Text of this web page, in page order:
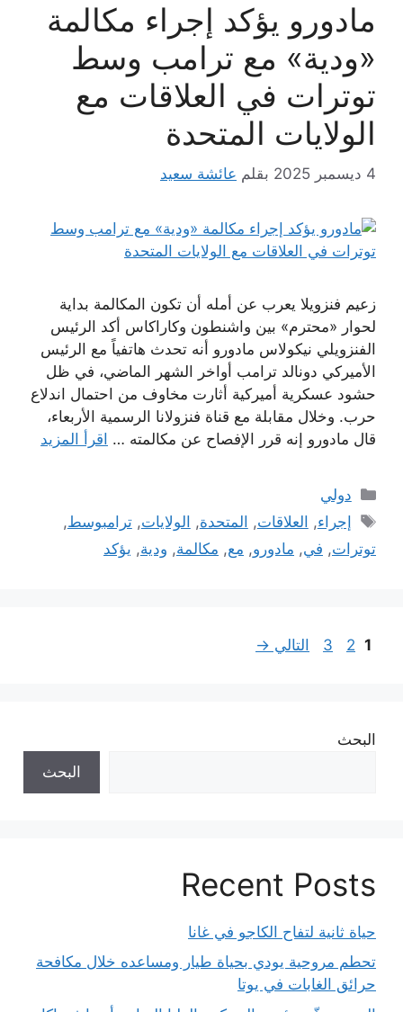
مادورو يؤكد إجراء مكالمة
«ودية» مع ترامب وسط
توترات في العلاقات مع
الولايات المتحدة
4 ديسمبر 2025 بقلم عائشة سعيد
زعيم فنزويلا يعرب عن أمله أن تكون المكالمة بداية
لحوار «محترم» بين واشنطون وكاراكاس أكد الرئيس
الفنزويلي نيكولاس مادورو أنه تحدث هاتفياً مع الرئيس
الأميركي دونالد ترامب أواخر الشهر الماضي، في ظل
حشود عسكرية أميركية أثارت مخاوف من احتمال اندلاع
حرب. وخلال مقابلة مع قناة فنزولانا الرسمية الأربعاء،
قال مادورو إنه قرر الإفصاح عن مكالمته … اقرأ المزيد
التصنيفات
دولي
الوسوم
إجراء, العلاقات, المتحدة, الولايات,ترامبوسط,
توترات, في, مادورو, مع, مكالمة, ودية, يؤكد
Page
1
Page
2
Page
3 التالي →
البحث
البحث
Recent Posts
حياة ثانية لتفاح الكاجو في غانا
تحطم مروحية يودي بحياة طيار ومساعده خلال مكافحة
حرائق الغابات في يوتا